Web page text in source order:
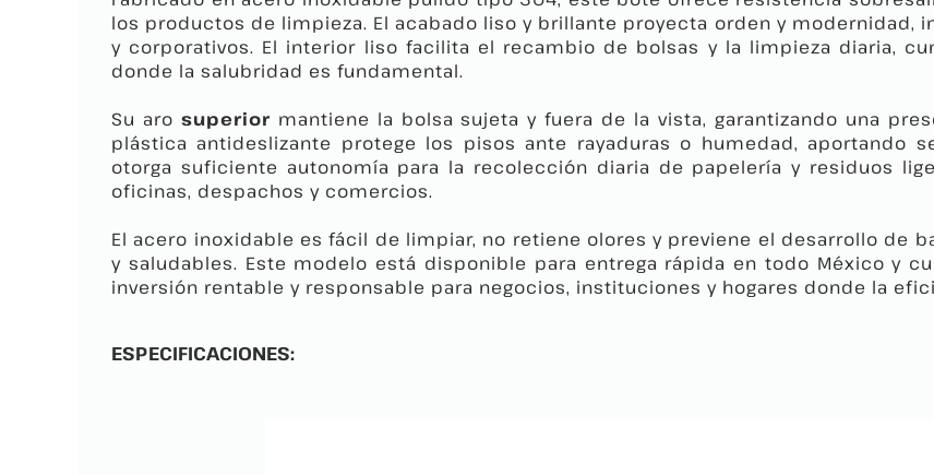
los productos de limpieza. El acabado liso y brillante proyecta orden y modernidad,
y corporativos. El interior liso facilita el recambio de bolsas y la limpieza diaria,
donde la salubridad es fundamental.
Su aro superior mantiene la bolsa sujeta y fuera de la vista, garantizando una
plástica antideslizante protege los pisos ante rayaduras o humedad, aportando
otorga suficiente autonomía para la recolección diaria de papelería y residuos
oficinas, despachos y comercios.
El acero inoxidable es fácil de limpiar, no retiene olores y previene el desarrollo de
y saludables. Este modelo está disponible para entrega rápida en todo México y
inversión rentable y responsable para negocios, instituciones y hogares donde la
ESPECIFICACIONES: